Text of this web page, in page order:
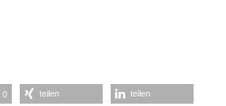
0 teilen teilen